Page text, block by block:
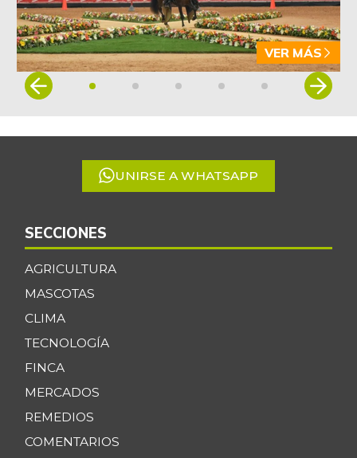
VER MÁS
Item
5
UNIRSE A WHATSAPP
SECCIONES
AGRICULTURA
MASCOTAS
CLIMA
TECNOLOGÍA
FINCA
MERCADOS
REMEDIOS
COMENTARIOS